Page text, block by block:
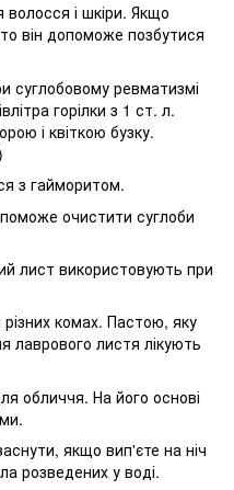
і шкіри. Якщо
він допоможе позбутися
суглобовому ревматизмі
горілки з 1 ст. л.
і квіткою бузку.
з гайморитом.
очистити суглоби
лист використовують при
комах. Пастою, яку
лаврового листя лікують
обличчя. На його основі
якщо вип'єте на ніч
розведених у воді.